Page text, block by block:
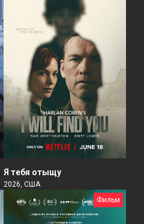
Я тебя отыщу
2026, США
Фильм